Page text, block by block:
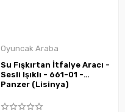
Oyuncak Araba
Su Fışkırtan İtfaiye Aracı -
Sesli Işıklı - 661-01 -
Panzer (Lisinya)